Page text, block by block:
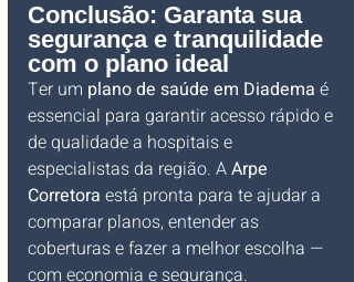
Conclusão: Garanta sua
segurança e tranquilidade
com o plano ideal
Ter um plano de saúde em Diadema é
essencial para garantir acesso rápido e
de qualidade a hospitais e
especialistas da região. A Arpe
Corretora está pronta para te ajudar a
comparar planos, entender as
coberturas e fazer a melhor escolha —
com economia e segurança.